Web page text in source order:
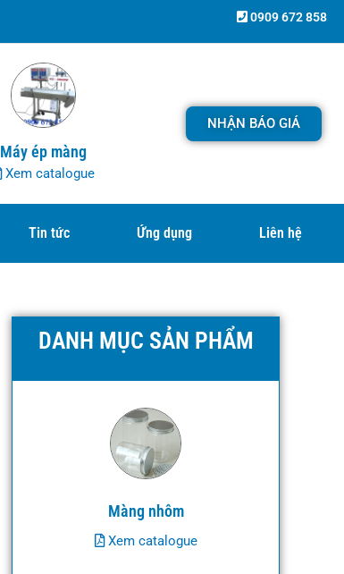
0909 672 858
Máy ép màng
Xem catalogue
NHẬN BÁO GIÁ
Tin tức Ứng dụng Liên hệ
DANH MỤC SẢN PHẨM
Màng nhôm
Xem catalogue